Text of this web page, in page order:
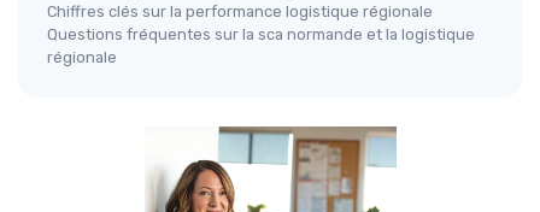
Chiffres clés sur la performance logistique régionale
Questions fréquentes sur la sca normande et la logistique
régionale